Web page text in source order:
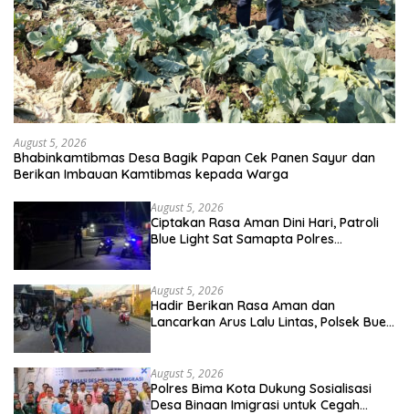
August 5, 2026
Bhabinkamtibmas Desa Bagik Papan Cek Panen Sayur dan
Berikan Imbauan Kamtibmas kepada Warga
August 5, 2026
Ciptakan Rasa Aman Dini Hari, Patroli
Blue Light Sat Samapta Polres
August 5, 2026
Hadir Berikan Rasa Aman dan
Lancarkan Arus Lalu Lintas, Polsek Buer
August 5, 2026
Polres Bima Kota Dukung Sosialisasi
Desa Binaan Imigrasi untuk Cegah